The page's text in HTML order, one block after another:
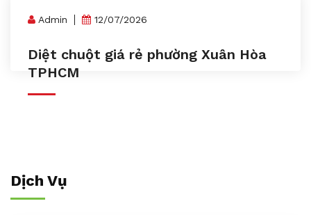
Admin 12/07/2026
Diệt chuột giá rẻ phường Xuân Hòa
TPHCM
Dịch Vụ